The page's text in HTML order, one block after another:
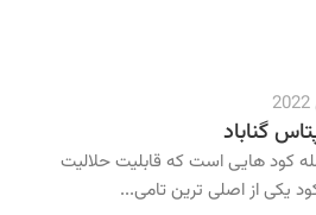
گناباد
کود هایی است که قابلیت حلالیت
یکی از اصلی ترین تامی...